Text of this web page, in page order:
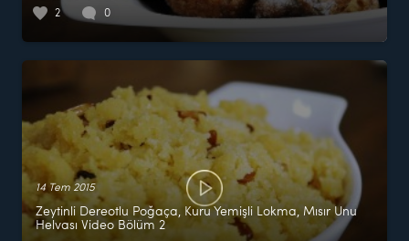
2 0
14 Tem 2015
Zeytinli Dereotlu Poğaça, Kuru Yemişli Lokma, Mısır Unu
Helvası Video Bölüm 2